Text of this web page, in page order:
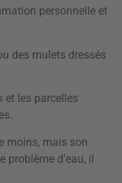
personnelle et
des mulets dressés
et les parcelles
moins, mais son
problème d’eau, il